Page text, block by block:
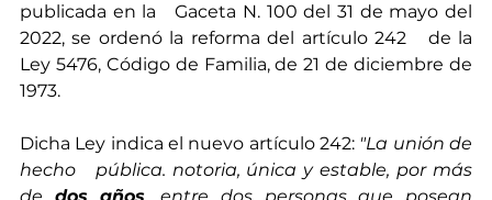
publicada en la   Gaceta N. 100 del 31 de mayo del
2022, se ordenó la reforma del artículo 242   de la
Ley 5476, Código de Familia, de 21 de diciembre de
1973.
Dicha Ley indica el nuevo artículo 242: "La unión de
hecho   pública. notoria, única y estable, por más